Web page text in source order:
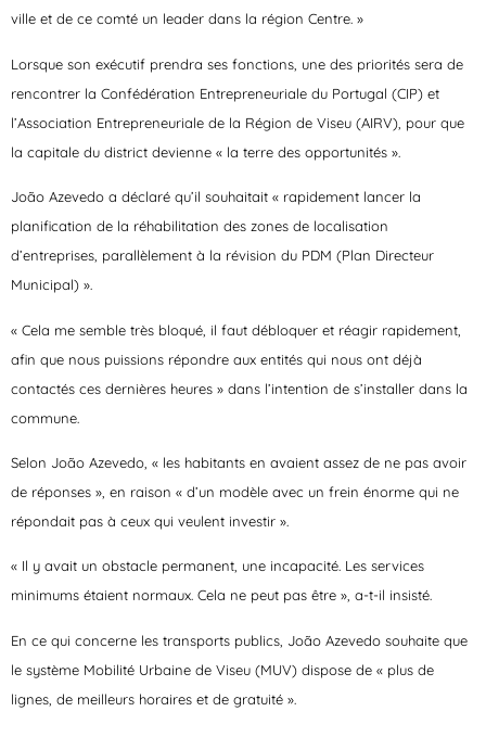
ville et de ce comté un leader dans la région Centre. »
Lorsque son exécutif prendra ses fonctions, une des priorités sera de
rencontrer la Confédération Entrepreneuriale du Portugal (CIP) et
l’Association Entrepreneuriale de la Région de Viseu (AIRV), pour que
la capitale du district devienne « la terre des opportunités ».
João Azevedo a déclaré qu’il souhaitait « rapidement lancer la
planification de la réhabilitation des zones de localisation
d’entreprises, parallèlement à la révision du PDM (Plan Directeur
Municipal) ».
« Cela me semble très bloqué, il faut débloquer et réagir rapidement,
afin que nous puissions répondre aux entités qui nous ont déjà
contactés ces dernières heures » dans l’intention de s’installer dans la
commune.
Selon João Azevedo, « les habitants en avaient assez de ne pas avoir
de réponses », en raison « d’un modèle avec un frein énorme qui ne
répondait pas à ceux qui veulent investir ».
« Il y avait un obstacle permanent, une incapacité. Les services
minimums étaient normaux. Cela ne peut pas être », a-t-il insisté.
En ce qui concerne les transports publics, João Azevedo souhaite que
le système Mobilité Urbaine de Viseu (MUV) dispose de « plus de
lignes, de meilleurs horaires et de gratuité ».